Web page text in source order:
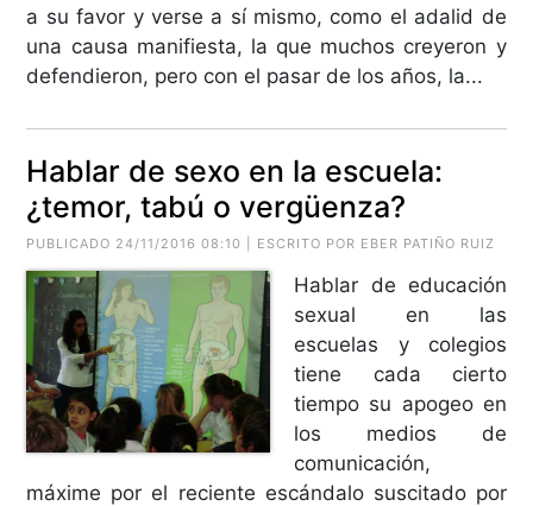
a su favor y verse a sí mismo, como el adalid de
una causa manifiesta, la que muchos creyeron y
defendieron, pero con el pasar de los años, la...
Hablar de sexo en la escuela:
¿temor, tabú o vergüenza?
PUBLICADO 24/11/2016 08:10 | ESCRITO POR EBER PATIÑO RUIZ
Hablar de educación
sexual en las
escuelas y colegios
tiene cada cierto
tiempo su apogeo en
los medios de
comunicación,
máxime por el reciente escándalo suscitado por